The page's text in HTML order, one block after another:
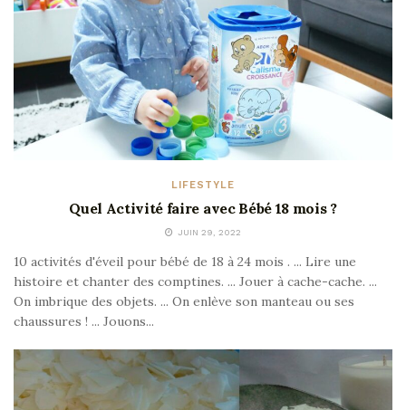
LIFESTYLE
Quel Activité faire avec Bébé 18 mois ?
JUIN 29, 2022
10 activités d'éveil pour bébé de 18 à 24 mois . ... Lire une
histoire et chanter des comptines. ... Jouer à cache-cache. ...
On imbrique des objets. ... On enlève son manteau ou ses
chaussures ! ... Jouons...